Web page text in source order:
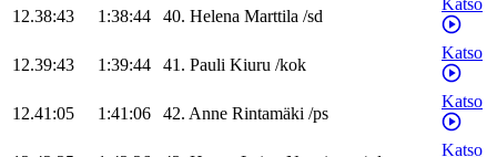
12.38:43 1:38:44 40. Helena Marttila /sd
Katso
12.39:43 1:39:44 41. Pauli Kiuru /kok
Katso
12.41:05 1:41:06 42. Anne Rintamäki /ps
Katso
Katso